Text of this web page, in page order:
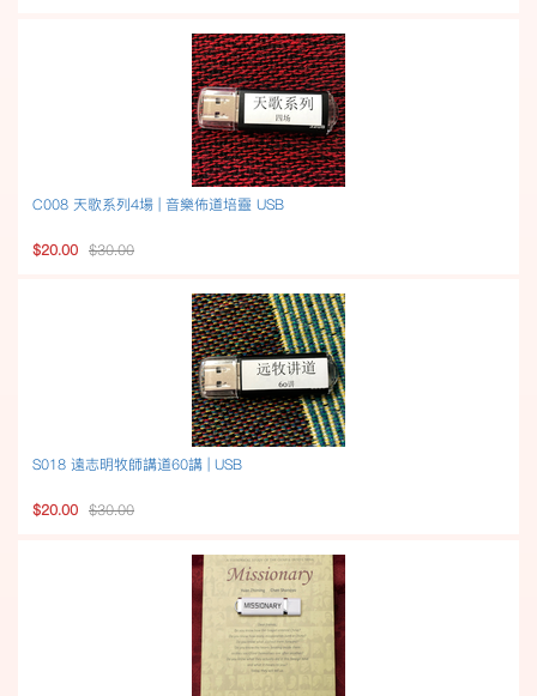
C008 天歌系列4場 | 音樂佈道培靈 USB
$20.00 $30.00
S018 遠志明牧師講道60講 | USB
$20.00 $30.00